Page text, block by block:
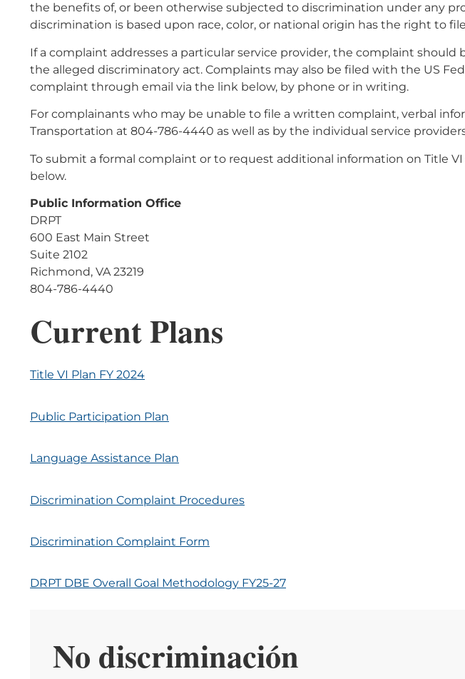
the benefits of, or been otherwise subjected to discrimination under any
discrimination is based upon race, color, or national origin has the right to
If a complaint addresses a particular service provider, the complaint
the alleged discriminatory act. Complaints may also be filed with the US
complaint through email via the link below, by phone or in writing.
For complainants who may be unable to file a written complaint, verbal
Transportation at 804-786-4440 as well as by the individual service
To submit a formal complaint or to request additional information on Title
below.
Public Information Office
DRPT
600 East Main Street
Suite 2102
Richmond, VA 23219
804-786-4440
Current Plans
Title VI Plan FY 2024
Public Participation Plan
Language Assistance Plan
Discrimination Complaint Procedures
Discrimination Complaint Form
DRPT DBE Overall Goal Methodology FY25-27
No discriminación